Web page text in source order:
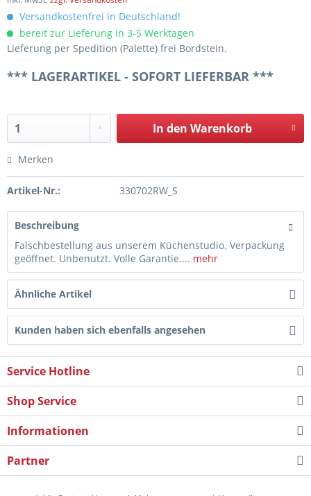
Versandkostenfrei in Deutschland!
bereit zur Lieferung in 3-5 Werktagen
Lieferung per Spedition (Palette) frei Bordstein.
*** LAGERARTIKEL - SOFORT LIEFERBAR ***
In den Warenkorb
Merken
Artikel-Nr.: 330702RW_S
Beschreibung
Falschbestellung aus unserem Küchenstudio. Verpackung
geöffnet. Unbenutzt. Volle Garantie.... mehr
Ähnliche Artikel
Kunden haben sich ebenfalls angesehen
Service Hotline
Shop Service
Informationen
Partner